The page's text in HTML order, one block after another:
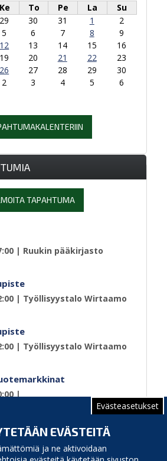
Evästeasetukset
EVÄSTEITÄ
ja ne aktivoidaan
Ke To Pe La
Su
29 30 31 1
2
5 6 7 8
9
12 13 14 15
16
19 20 21 22
23
26 27 28 29
30
2 3 4 5
6
TAPAHTUMA
| Ruukin pääkirjasto
| Työllisyystalo Wirtaamo
| Työllisyystalo Wirtaamo
|
Edellinen
sivu
‹‹ Sivu 2